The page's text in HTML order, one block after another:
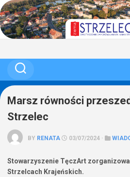
Skip
to
content
Marsz równości
Strzelec
BY RENATA 03/07/2024 ·
Stowarzyszenie TęczArt
Strzelcach Krajeńskich.